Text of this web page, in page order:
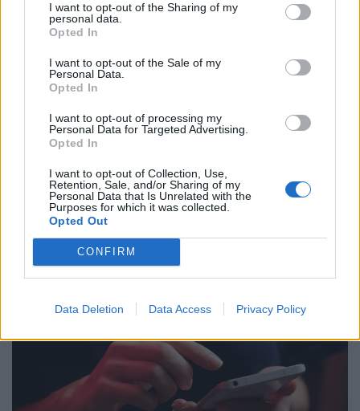
I want to opt-out of the Sharing of my
personal data.
Opted In
I want to opt-out of the Sale of my
Personal Data.
Opted In
I want to opt-out of processing my
Personal Data for Targeted Advertising.
Opted In
I want to opt-out of Collection, Use,
Retention, Sale, and/or Sharing of my
Personal Data that Is Unrelated with the
Purposes for which it was collected.
Opted Out
CONFIRM
Data Deletion Data Access Privacy Policy
Rendkívüli! Kibertámadás érte a Magyar
Államkincstárat, a behatolás orosz
szerverekről történhetett
Titkosított fájlok, korlátozott szolgáltatások: orosz
szerverekről érkezhetett a Magyar Államkincstár elleni
támadás.